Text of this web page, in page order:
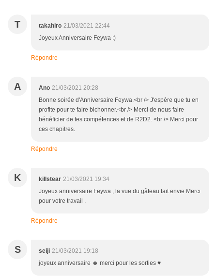
T takahiro 21/03/2021 22:44
Joyeux Anniversaire Feywa :)
Répondre
A Ano 21/03/2021 20:28
Bonne soirée d'Anniversaire Feywa.<br /> J'espère que tu en
profite pour te faire bichonner.<br /> Merci de nous faire
bénéficier de tes compétences et de R2D2. <br /> Merci pour
ces chapitres.
Répondre
K killstear 21/03/2021 19:34
Joyeux anniversaire Feywa , la vue du gâteau fait envie Merci
pour votre travail .
Répondre
S seiji 21/03/2021 19:18
joyeux anniversaire ☻ merci pour les sorties ♥